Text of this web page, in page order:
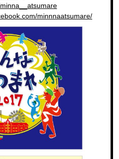
minnnaatsumare/